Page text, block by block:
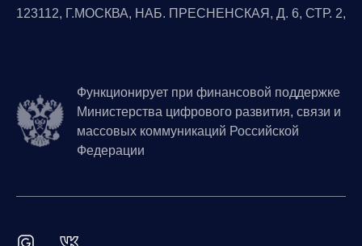
123112, Г.МОСКВА, НАБ. ПРЕСНЕНСКАЯ, Д. 6, СТР. 2,
Функционирует при финансовой поддержке
Министерства цифрового развития, связи и
массовых коммуникаций Российской
Федерации